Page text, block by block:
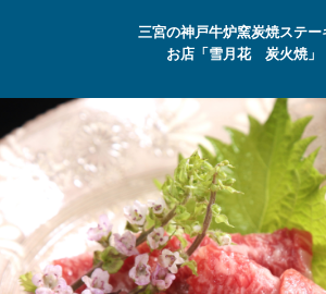
三宮の神戸牛炉窯炭焼ステー
お店「雪月花 炭火焼」
最高級の
神戸牛
ステーキ